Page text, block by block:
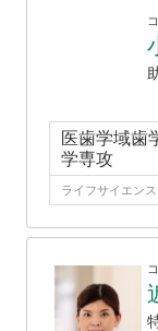
医歯学域歯
学専攻
ライフサイエン